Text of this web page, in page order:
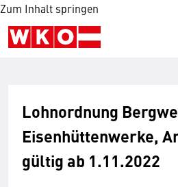
Zum Inhalt springen
Lohnordnung
Eisenhüttenwerke,
gültig ab 1.11.2022